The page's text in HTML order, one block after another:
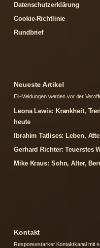
Datenschutzerklärung
Cookie-Richtlinie
Rundbrief
Neueste Artikel
Eil-Meldungen werden vor der
Leona Lewis: Krankheit,
heute
Ibrahim Tatlises: Leben,
Gerhard Richter: Teuerstes
Mike Kraus: Sohn, Alter,
Kontakt
Responsestarker Kontaktkanal mit